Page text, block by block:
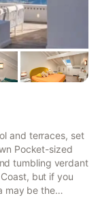
and terraces, set
Pocket-sized
tumbling verdant
but if you
may be the
moments from the